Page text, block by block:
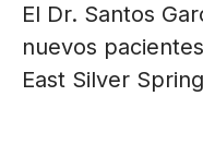
El Dr. Santos
nuevos
East Silver